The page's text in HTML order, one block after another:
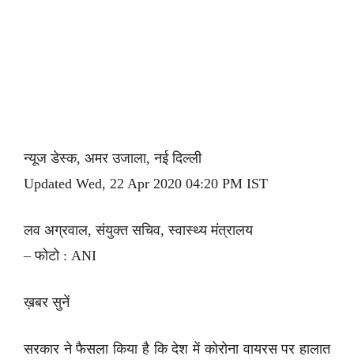
न्यूज डेस्क, अमर उजाला, नई दिल्ली
Updated Wed, 22 Apr 2020 04:20 PM IST
लव अग्रवाल, संयुक्त सचिव, स्वास्थ्य मंत्रालय
– फोटो : ANI
ख़बर सुनें
सरकार ने फैसला किया है कि देश में कोरोना वायरस पर हालात